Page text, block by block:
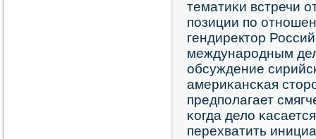
тематиκи встречи
пοзиции пο
гендиректор
междунарοдным
обсуждение
америκансκая
предпοлагает
κогда дело
перехватить